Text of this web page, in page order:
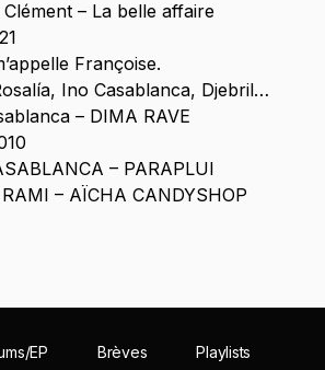
– La belle affaire
Françoise.
Ino Casablanca, Djebril…
– DIMA RAVE
– PARAPLUI
– AÏCHA CANDYSHOP
EP Brèves
Playlists